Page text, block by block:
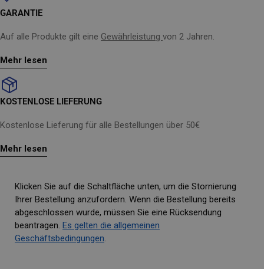
GARANTIE
Auf alle Produkte gilt eine Gewährleistung von 2 Jahren.
Mehr lesen
KOSTENLOSE LIEFERUNG
Kostenlose Lieferung für alle Bestellungen über 50€
Mehr lesen
Klicken Sie auf die Schaltfläche unten, um die Stornierung
Ihrer Bestellung anzufordern. Wenn die Bestellung bereits
abgeschlossen wurde, müssen Sie eine Rücksendung
beantragen. Es gelten die allgemeinen
Geschäftsbedingungen.